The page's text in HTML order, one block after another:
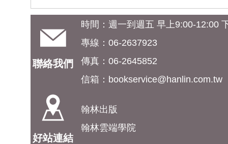
聯絡我們
時間：週一到週五 早上9:00-12:00
專線：06-2637923
傳真：06-2645852
信箱： bookservice@hanlin.com.tw
好站連結
翰林出版
翰林雲端學院